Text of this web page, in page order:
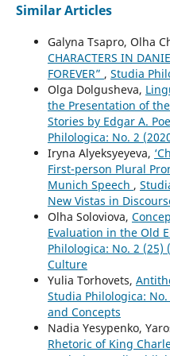
Similar Articles
Galyna Tsapro, Olha
CHARACTERS IN
FOREVER” , Studia
Olga Dolgusheva,
the Presentation of
Stories by Edgar A.
Philologica: No. 2
Iryna Alyeksyeyeva,
First-person Plural
Munich Speech ,
New Vistas in
Olha Soloviova,
Evaluation in the Old
Philologica: No. 2
Culture
Yulia Torhovets,
Studia Philologica:
and Concepts
Nadia Yesypenko,
Rhetoric of King